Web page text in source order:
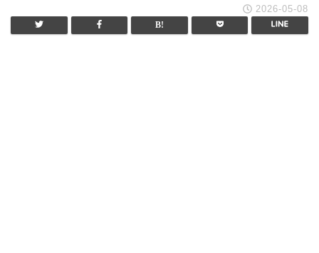
2026-05-08